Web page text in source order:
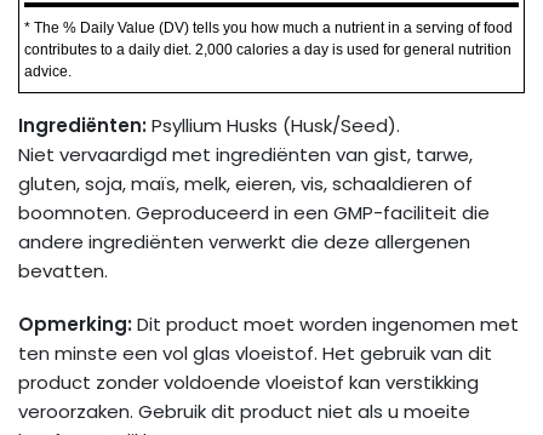
* The % Daily Value (DV) tells you how much a nutrient in a serving of food
contributes to a daily diet. 2,000 calories a day is used for general nutrition
advice.
Ingrediënten:Psyllium Husks (Husk/Seed).
Niet vervaardigd met ingrediënten van gist, tarwe,
gluten, soja, maïs, melk, eieren, vis, schaaldieren of
boomnoten. Geproduceerd in een GMP-faciliteit die
andere ingrediënten verwerkt die deze allergenen
bevatten.
Opmerking:Dit product moet worden ingenomen met
ten minste een vol glas vloeistof. Het gebruik van dit
product zonder voldoende vloeistof kan verstikking
veroorzaken. Gebruik dit product niet als u moeite